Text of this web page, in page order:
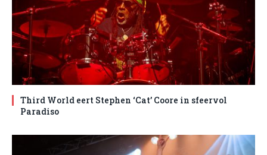
Third World eert Stephen ‘Cat’ Coore in sfeervol
Paradiso